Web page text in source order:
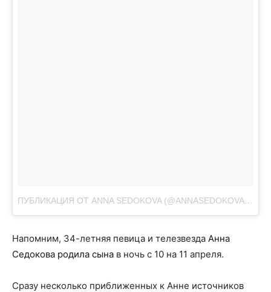
ПУБЛИКАЦИЯ ОТ ANNA SEDOKOVA (@ANNASEDOKOVA)
Напомним, 34-летняя певица и телезвезда Анна
Седокова родила сына в ночь с 10 на 11 апреля.
Сразу несколько приближенных к Анне источников